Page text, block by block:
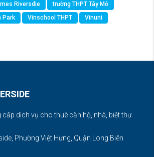
Riversdie
trường THPT Tây Mỗ
Park
Vinschool THPT Vinuni
dịch vụ cho thuê căn hộ, nhà, biệt thự
Phường Việt Hưng, Quận Long Biên